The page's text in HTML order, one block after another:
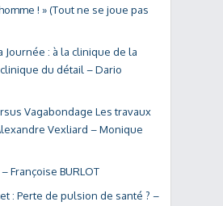
! » (Tout ne se joue pas
Journée : à la clinique de la
du détail – Dario
Vagabondage Les travaux
Vexliard – Monique
Françoise BURLOT
: Perte de pulsion de santé ? –